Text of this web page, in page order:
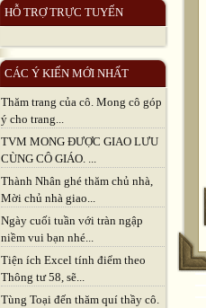
HỖ TRỢ TRỰC TUYẾN
CÁC Ý KIẾN MỚI NHẤT
Thăm trang của cô. Mong cô góp
ý cho trang...
TVM MONG ĐƯỢC GIAO LƯU
CÙNG CÔ GIÁO. ...
Thành Nhân ghé thăm chủ nhà,
Mời chủ nhà giao...
Ngày cuối tuần với tràn ngập
niềm vui bạn nhé...
Tiện ích Excel tính điểm theo
Thông tư 58, sẽ...
Tùng Toại đến thăm quí thầy cô.